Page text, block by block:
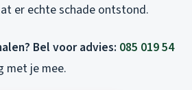
er echte schade ontstond.
Bel voor advies: 085 019 54
met je mee.